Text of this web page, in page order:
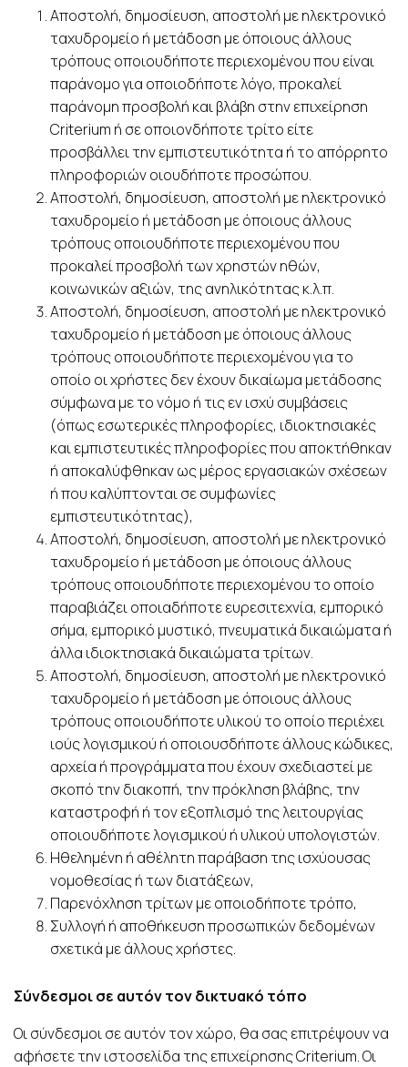
Αποστολή, δημοσίευση, αποστολή με ηλεκτρονικό
ταχυδρομείο ή μετάδοση με όποιους άλλους
τρόπους οποιουδήποτε περιεχομένου που είναι
παράνομο για οποιοδήποτε λόγο, προκαλεί
παράνομη προσβολή και βλάβη στην επιχείρηση
Criterium ή σε οποιονδήποτε τρίτο είτε
προσβάλλει την εμπιστευτικότητα ή το απόρρητο
πληροφοριών οιουδήποτε προσώπου.
Αποστολή, δημοσίευση, αποστολή με ηλεκτρονικό
ταχυδρομείο ή μετάδοση με όποιους άλλους
τρόπους οποιουδήποτε περιεχομένου που
προκαλεί προσβολή των χρηστών ηθών,
κοινωνικών αξιών, της ανηλικότητας κ.λ.π.
Αποστολή, δημοσίευση, αποστολή με ηλεκτρονικό
ταχυδρομείο ή μετάδοση με όποιους άλλους
τρόπους οποιουδήποτε περιεχομένου για το
οποίο οι χρήστες δεν έχουν δικαίωμα μετάδοσης
σύμφωνα με το νόμο ή τις εν ισχύ συμβάσεις
(όπως εσωτερικές πληροφορίες, ιδιοκτησιακές
και εμπιστευτικές πληροφορίες που αποκτήθηκαν
ή αποκαλύφθηκαν ως μέρος εργασιακών σχέσεων
ή που καλύπτονται σε συμφωνίες
εμπιστευτικότητας),
Αποστολή, δημοσίευση, αποστολή με ηλεκτρονικό
ταχυδρομείο ή μετάδοση με όποιους άλλους
τρόπους οποιουδήποτε περιεχομένου το οποίο
παραβιάζει οποιαδήποτε ευρεσιτεχνία, εμπορικό
σήμα, εμπορικό μυστικό, πνευματικά δικαιώματα ή
άλλα ιδιοκτησιακά δικαιώματα τρίτων.
Αποστολή, δημοσίευση, αποστολή με ηλεκτρονικό
ταχυδρομείο ή μετάδοση με όποιους άλλους
τρόπους οποιουδήποτε υλικού το οποίο περιέχει
ιούς λογισμικού ή οποιουσδήποτε άλλους κώδικες,
αρχεία ή προγράμματα που έχουν σχεδιαστεί με
σκοπό την διακοπή, την πρόκληση βλάβης, την
καταστροφή ή τον εξοπλισμό της λειτουργίας
οποιουδήποτε λογισμικού ή υλικού υπολογιστών.
Ηθελημένη ή αθέλητη παράβαση της ισχύουσας
νομοθεσίας ή των διατάξεων,
Παρενόχληση τρίτων με οποιοδήποτε τρόπο,
Συλλογή ή αποθήκευση προσωπικών δεδομένων
σχετικά με άλλους χρήστες.
Σύνδεσμοι σε αυτόν τον δικτυακό τόπο
Οι σύνδεσμοι σε αυτόν τον χώρο, θα σας επιτρέψουν να
αφήσετε την ιστοσελίδα της επιχείρησης Criterium. Οι